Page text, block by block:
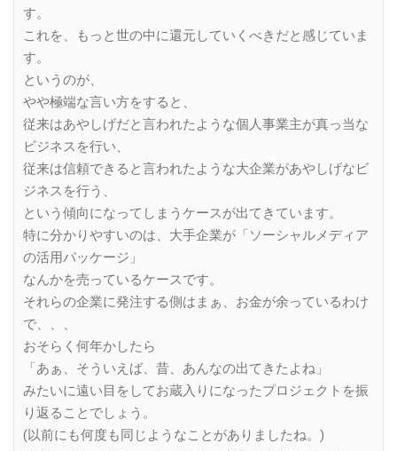
す。
これを、もっと世の中に還元していくべきだと感じていま
す。
というのが、
やや極端な言い方をすると、
従来はあやしげだと言われたような個人事業主が真っ当な
ビジネスを行い、
従来は信頼できると言われたような大企業があやしげなビ
ジネスを行う、
という傾向になってしまうケースが出てきています。
特に分かりやすいのは、大手企業が「ソーシャルメディア
の活用パッケージ」
なんかを売っているケースです。
それらの企業に発注する側はまぁ、お金が余っているわけ
で、、、
おそらく何年かしたら
「あぁ、そういえば、昔、あんなの出てきたよね」
みたいに遠い目をしてお蔵入りになったプロジェクトを振
り返ることでしょう。
(以前にも何度も同じようなことがありましたね。)